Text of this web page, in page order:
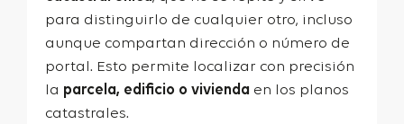
para distinguirlo de cualquier otro, incluso
aunque compartan dirección o número de
portal. Esto permite localizar con precisión
la parcela, edificio o vivienda en los planos
catastrales.